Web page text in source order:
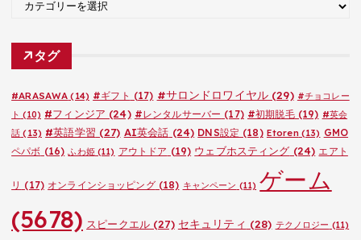
ゴ
タグ
#ARASAWA (14) #ギフト (17) #サロンドロワイヤル(29) #チョコレー
ト (10) #フィンジア (24) #レンタルサーバー (17) #初期脱毛(19) #英会
話 (13) #英語学習 (27) AI英会話 (24) DNS設定 (18) Etoren(13) GMO
ペパボ (16) ふわ姫(11) アウトドア (19) ウェブホスティング (24) エアト
リ (17) オンラインショッピング(18) キャンペーン (11) ゲーム
(5678) スピークエル(27) セキュリティ (28) テクノロジー (11)